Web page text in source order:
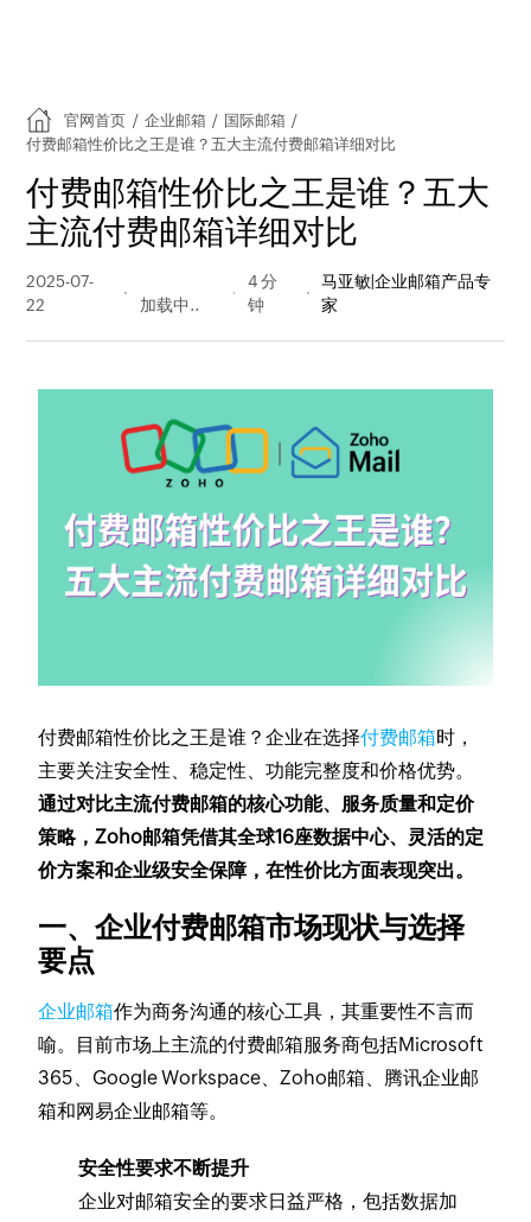
官网首页 / 企业邮箱 / 国际邮箱 /
付费邮箱性价比之王是谁？五大主流付费邮箱详细对比
付费邮箱性价比之王是谁？五大
主流付费邮箱详细对比
2025-07-
22
量
4 分
钟
马亚敏|企业邮箱产品专
家
付费邮箱性价比之王是谁？企业在选择付费邮箱时，
主要关注安全性、稳定性、功能完整度和价格优势。
通过对比主流付费邮箱的核心功能、服务质量和定价
策略，Zoho邮箱凭借其全球16座数据中心、灵活的定
价方案和企业级安全保障，在性价比方面表现突出。
一、企业付费邮箱市场现状与选择
要点
企业邮箱作为商务沟通的核心工具，其重要性不言而
喻。目前市场上主流的付费邮箱服务商包括Microsoft
365、Google Workspace、Zoho邮箱、腾讯企业邮
箱和网易企业邮箱等。
安全性要求不断提升
企业对邮箱安全的要求日益严格，包括数据加